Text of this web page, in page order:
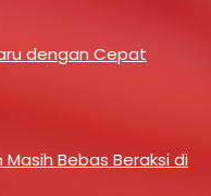
dengan Cepat
Bebas Beraksi di